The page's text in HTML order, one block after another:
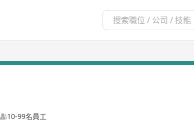
10-99名員工